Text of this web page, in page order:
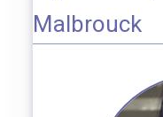
Malbrouck